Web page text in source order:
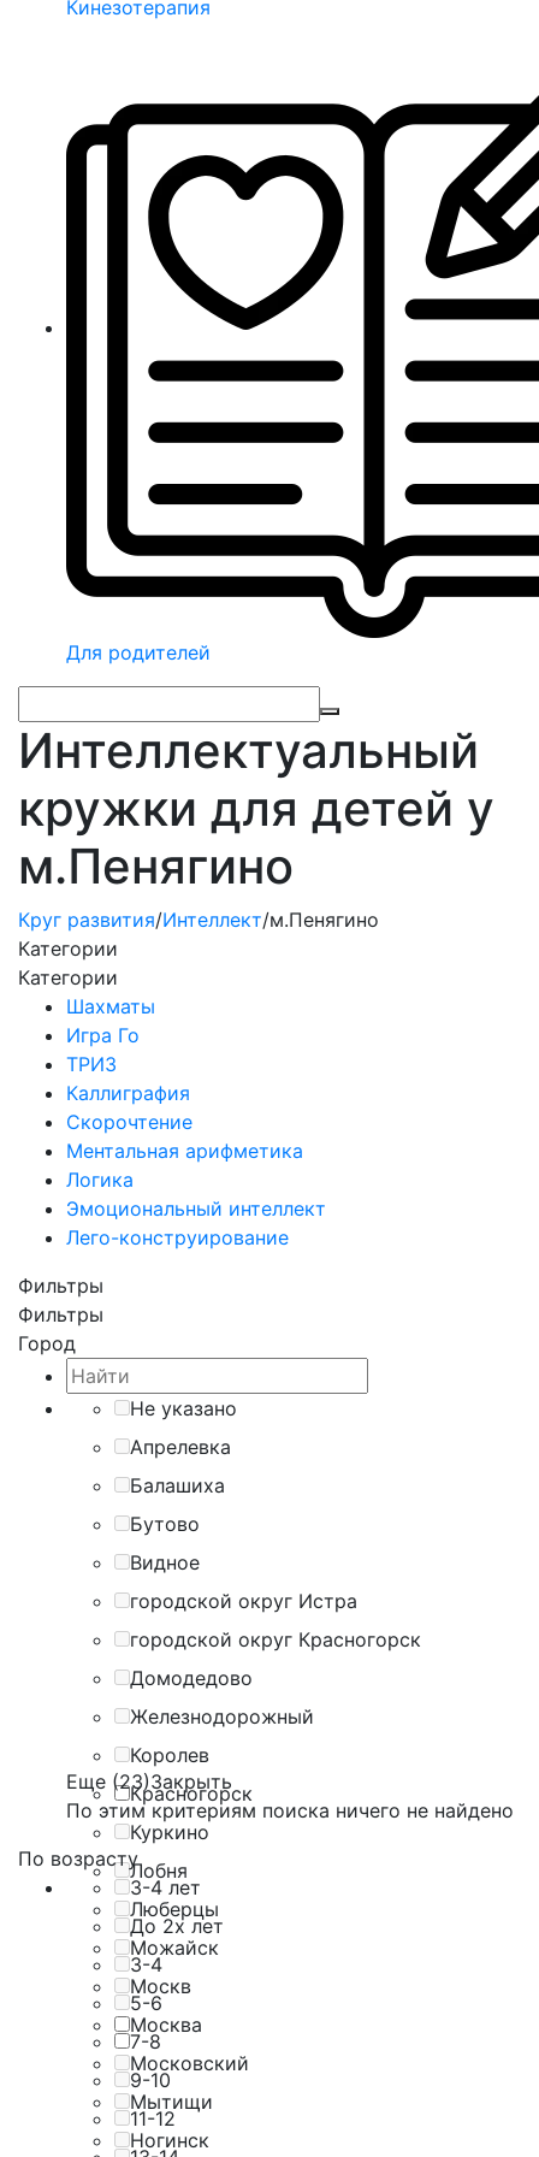
Кинезотерапия
Для родителей
Интеллектуальный
кружки для детей у
м.Пенягино
Круг развития/Интеллект/м.Пенягино
Категории
Категории
Шахматы
Игра Го
ТРИЗ
Каллиграфия
Скорочтение
Ментальная арифметика
Логика
Эмоциональный интеллект
Лего-конструирование
Фильтры
Фильтры
Город
Не указано
Апрелевка
Балашиха
Бутово
Видное
городской округ Истра
городской округ Красногорск
Домодедово
Железнодорожный
Королев
Красногорск
Куркино
Лобня
Люберцы
Можайск
Москв
Москва
Московский
Мытищи
Ногинск
Еще (23)Закрыть
По этим критериям поиска ничего не найдено
По возрасту
3-4 лет
До 2х лет
3-4
5-6
7-8
9-10
11-12